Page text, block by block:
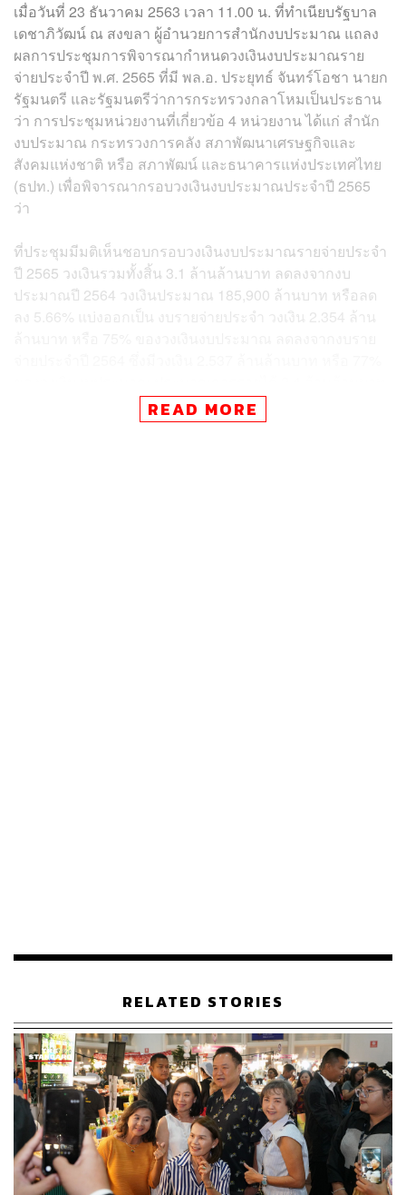
เมื่อวันที่ 23 ธันวาคม 2563 เวลา 11.00 น. ที่ทำเนียบรัฐบาล
เดชาภิวัฒน์ ณ สงขลา ผู้อำนวยการสำนักงบประมาณ แถลง
ผลการประชุมการพิจารณากำหนดวงเงินงบประมาณราย
จ่ายประจำปี พ.ศ. 2565 ที่มี พล.อ. ประยุทธ์ จันทร์โอชา นายก
รัฐมนตรี และรัฐมนตรีว่าการกระทรวงกลาโหมเป็นประธาน
ว่า การประชุมหน่วยงานที่เกี่ยวข้อ 4 หน่วยงาน ได้แก่ สำนัก
งบประมาณ กระทรวงการคลัง สภาพัฒนาเศรษฐกิจและ
สังคมแห่งชาติ หรือ สภาพัฒน์ และธนาคารแห่งประเทศไทย
(ธปท.) เพื่อพิจารณากรอบวงเงินงบประมาณประจำปี 2565
ว่า
ที่ประชุมมีมติเห็นชอบกรอบวงเงินงบประมาณรายจ่ายประจำ
ปี 2565 วงเงินรวมทั้งสิ้น 3.1 ล้านล้านบาท ลดลงจากงบ
ประมาณปี 2564 วงเงินประมาณ 185,900 ล้านบาท หรือลด
ลง 5.66% แบ่งออกเป็น งบรายจ่ายประจำ วงเงิน 2.354 ล้าน
การกู้เพื่อชดเชยการขาดดุล 700,000 ล้านบาท งบลงทุน
วงเงิน 620,000 ล้านบาท หรือ 20% โดยลดลงจากปี 2564 ที่มี
“ท่านนายกฯ มอบนโยบายในที่ประชุม ขอให้สำนักงบ
ประมาณพิจารณางบประมาณในส่วนของรายจ่ายประจำ
เพราะถึงแม้ว่าจะลดลง แต่คงไว้สำหรับการดูแลกลุ่มเปราะ
บาง เช่น เงินประกันสังคม กองทุนประกันสุขภาพ สวัสดิการ
ของกลุ่มเปราะบางทั้งหมด คนพิการ คนชรา และเด็กเล็ก
ตามนโยบายของรัฐบาล หรือสำหรับค่าใช้จ่ายทางด้านสังคม
เราจะไม่ปรับลด ซึ่งตั้งไว้ใกล้เคียงกับปีที่ผ่านมาอย่างน้อย
40,000 ล้านบาท”
READ MORE
RELATED STORIES